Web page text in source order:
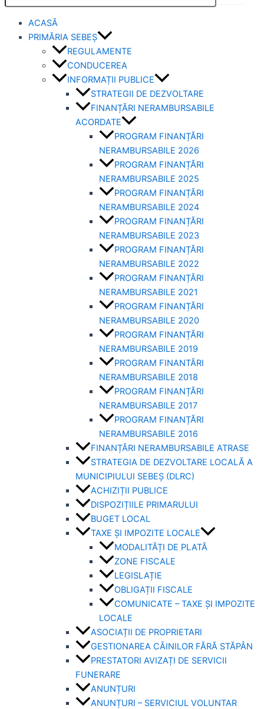
ACASĂ
PRIMĂRIA SEBEȘ
REGULAMENTE
CONDUCEREA
INFORMAȚII PUBLICE
STRATEGII DE DEZVOLTARE
FINANȚĂRI NERAMBURSABILE
ACORDATE
PROGRAM FINANȚĂRI
NERAMBURSABILE 2026
PROGRAM FINANȚĂRI
NERAMBURSABILE 2025
PROGRAM FINANȚĂRI
NERAMBURSABILE 2024
PROGRAM FINANȚĂRI
NERAMBURSABILE 2023
PROGRAM FINANȚĂRI
NERAMBURSABILE 2022
PROGRAM FINANȚĂRI
NERAMBURSABILE 2021
PROGRAM FINANȚĂRI
NERAMBURSABILE 2020
PROGRAM FINANȚĂRI
NERAMBURSABILE 2019
PROGRAM FINANTĂRI
NERAMBURSABILE 2018
PROGRAM FINANȚĂRI
NERAMBURSABILE 2017
PROGRAM FINANȚĂRI
NERAMBURSABILE 2016
FINANȚĂRI NERAMBURSABILE ATRASE
STRATEGIA DE DEZVOLTARE LOCALĂ A
MUNICIPIULUI SEBEȘ (DLRC)
ACHIZIȚII PUBLICE
DISPOZIȚIILE PRIMARULUI
BUGET LOCAL
TAXE ȘI IMPOZITE LOCALE
MODALITĂȚI DE PLATĂ
ZONE FISCALE
LEGISLAȚIE
OBLIGAȚII FISCALE
COMUNICATE – TAXE ȘI IMPOZITE
LOCALE
ASOCIAȚII DE PROPRIETARI
GESTIONAREA CÂINILOR FĂRĂ STĂPÂN
PRESTATORI AVIZAȚI DE SERVICII
FUNERARE
ANUNȚURI
ANUNȚURI – SERVICIUL VOLUNTAR